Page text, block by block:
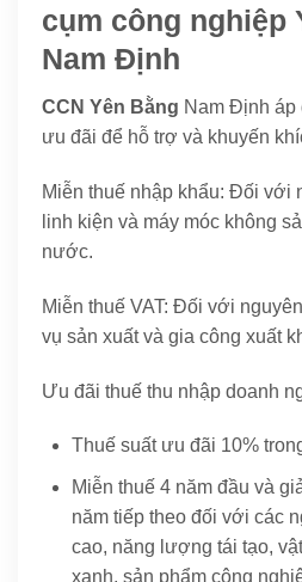
cụm công nghiệp
Nam Định
CCN Yên Bằng Nam Định áp
ưu đãi để hỗ trợ và khuyến
Miễn thuế nhập khẩu: Đối với
linh kiện và máy móc không
nước.
Miễn thuế VAT: Đối với
vụ sản xuất và gia công xuất
Ưu đãi thuế thu nhập doanh
Thuế suất ưu đãi 10%
Miễn thuế 4 năm đầu và
năm tiếp theo đối với các
cao, năng lượng tái tạo,
xanh, sản phẩm công